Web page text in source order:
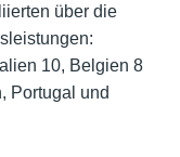
über die
10, Belgien 8
Portugal und